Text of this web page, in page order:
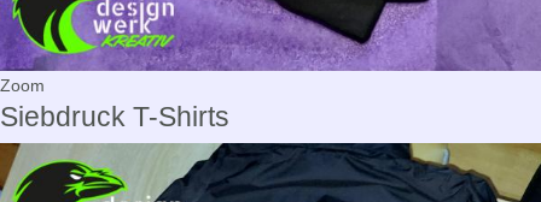
Zoom
Siebdruck T-Shirts